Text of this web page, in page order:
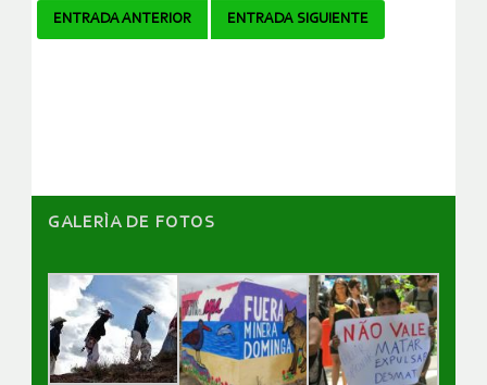
Navegador
ENTRADA ANTERIOR ENTRADA SIGUIENTE
GALERÌA DE FOTOS